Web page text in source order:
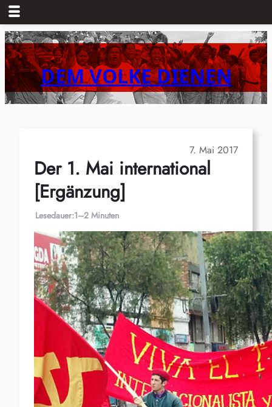
Zum
Inhalt
springenDEM VOLKE DIENEN
7. Mai 2017
Der 1. Mai international
[Ergänzung]
Lesedauer:1–2 Minuten